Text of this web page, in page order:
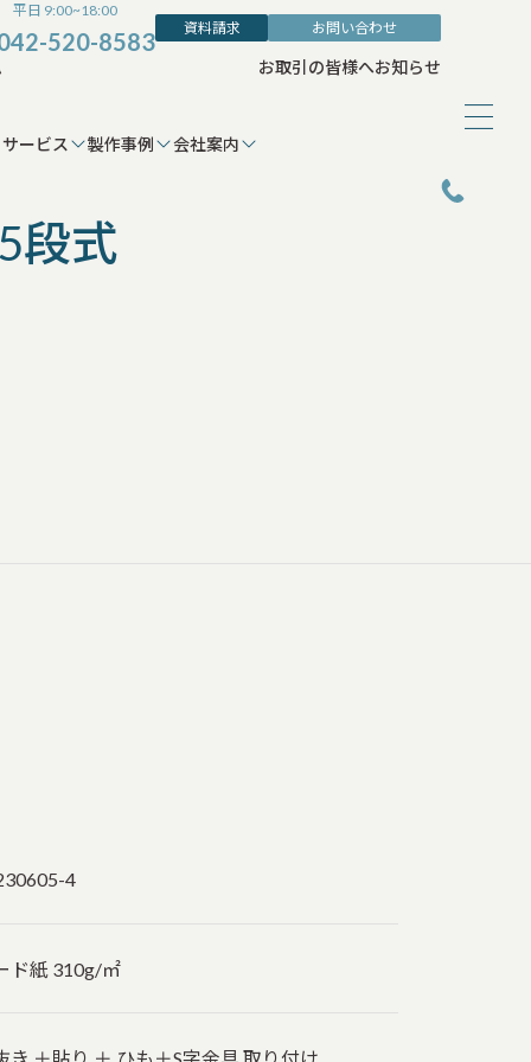
平日 9:00~18:00
520-8583 資料請求 お問い合わせ
サービス 製作事例 会社案内
お取引の皆様へお知らせ
段式
4
ド紙 310g/㎡